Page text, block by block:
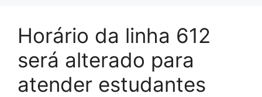
Horário da linha 612
será alterado para
atender estudantes